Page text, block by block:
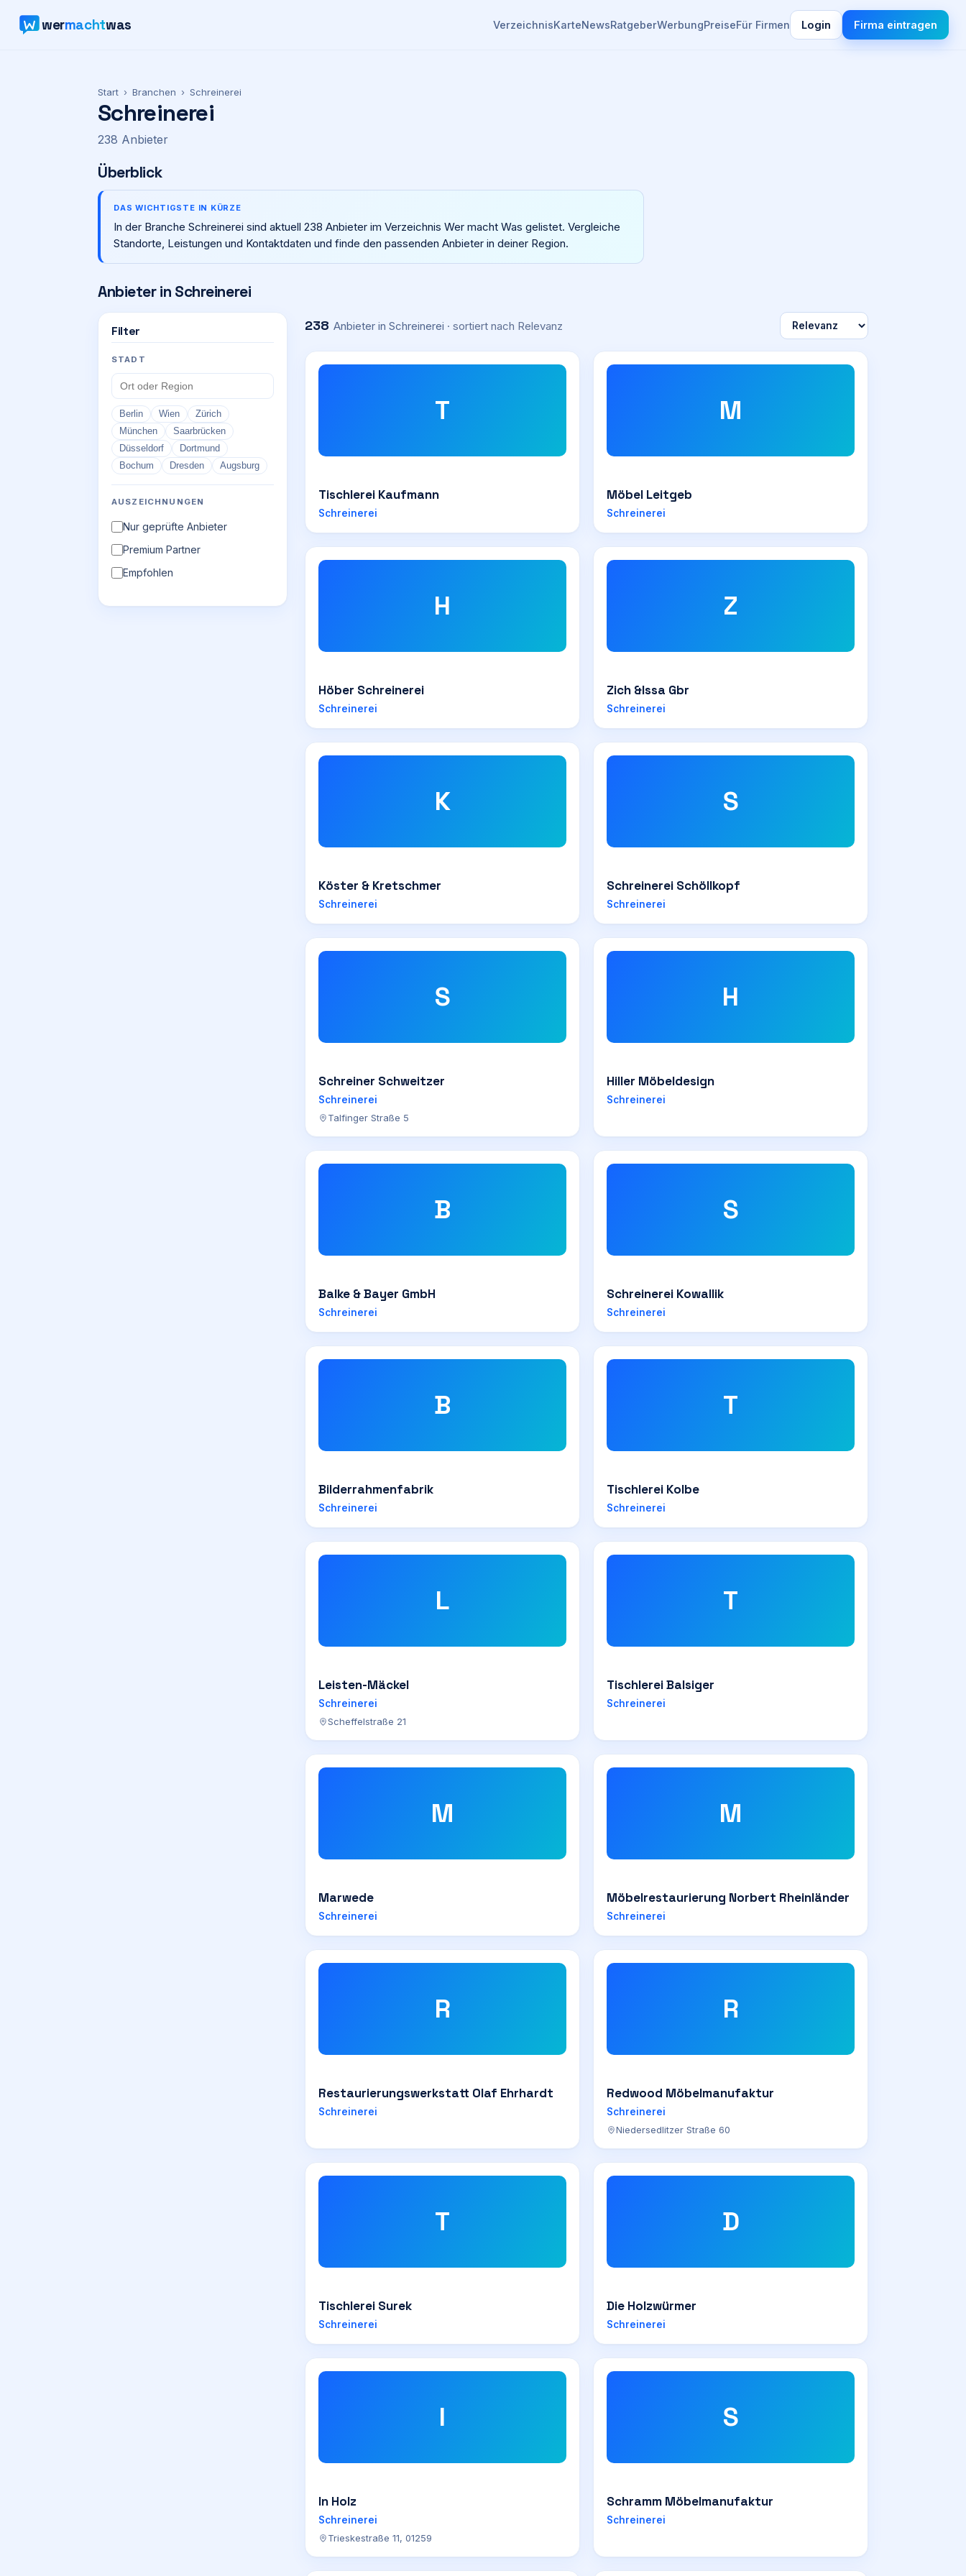
wermachtwas VerzeichnisKarteNewsRatgeberWerbungPreiseFür Firmen Login Firma eintragen
Start › Branchen › Schreinerei
Schreinerei
238 Anbieter
Überblick
DAS WICHTIGSTE IN KÜRZE
In der Branche Schreinerei sind aktuell 238 Anbieter im Verzeichnis Wer macht Was gelistet. Vergleiche
Standorte, Leistungen und Kontaktdaten und finde den passenden Anbieter in deiner Region.
Anbieter in Schreinerei
Filter
STADT
Berlin Wien
Zürich
München
Saarbrücken
Düsseldorf
Dortmund
Bochum
Dresden Augsburg
AUSZEICHNUNGEN
Nur geprüfte Anbieter
Premium Partner
Empfohlen
238 Anbieter in Schreinerei · sortiert nach Relevanz
T
Tischlerei Kaufmann
Schreinerei
M
Möbel Leitgeb
Schreinerei
H
Höber Schreinerei
Schreinerei
Z
Zich &Issa Gbr
Schreinerei
K
Köster & Kretschmer
Schreinerei
S
Schreinerei Schöllkopf
Schreinerei
S
Schreiner Schweitzer
Schreinerei
Talfinger Straße 5
H
Hiller Möbeldesign
Schreinerei
B
Balke & Bayer GmbH
Schreinerei
S
Schreinerei Kowallik
Schreinerei
B
Bilderrahmenfabrik
Schreinerei
T
Tischlerei Kolbe
Schreinerei
L
Leisten-Mäckel
Schreinerei
Scheffelstraße 21
T
Tischlerei Balsiger
Schreinerei
M
Marwede
Schreinerei
M
Möbelrestaurierung Norbert Rheinländer
Schreinerei
R
Restaurierungswerkstatt Olaf Ehrhardt
Schreinerei
R
Redwood Möbelmanufaktur
Schreinerei
Niedersedlitzer Straße 60
T
Tischlerei Surek
Schreinerei
D
Die Holzwürmer
Schreinerei
I
In Holz
Schreinerei
Trieskestraße 11, 01259
S
Schramm Möbelmanufaktur
Schreinerei